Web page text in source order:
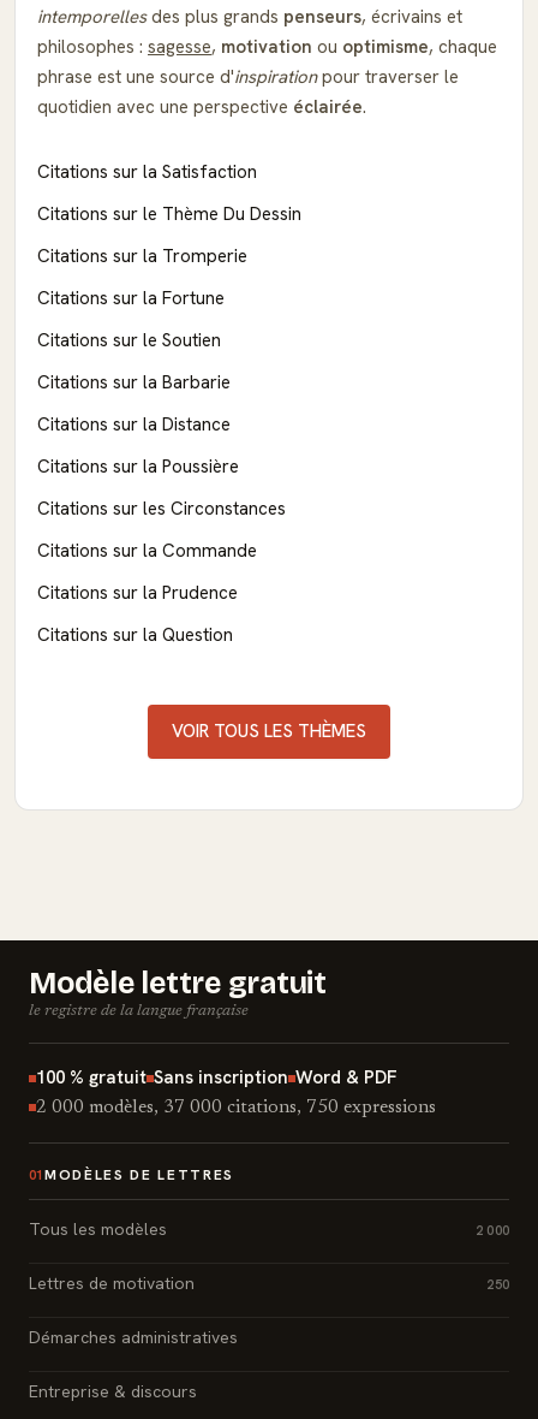
intemporellesdes plus grands penseurs, écrivains et
philosophes : sagesse, motivation ou optimisme, chaque
phrase est une source d'inspirationpour traverser le
quotidien avec une perspective éclairée.
Citations sur la Satisfaction
Citations sur le Thème Du Dessin
Citations sur la Tromperie
Citations sur la Fortune
Citations sur le Soutien
Citations sur la Barbarie
Citations sur la Distance
Citations sur la Poussière
Citations sur les Circonstances
Citations sur la Commande
Citations sur la Prudence
Citations sur la Question
VOIR TOUS LES THÈMES
Modèle lettre gratuit
le registre de la langue française
100 % gratuit Sans inscription Word & PDF
2 000 modèles, 37 000 citations, 750 expressions
01 MODÈLES DE LETTRES
Tous les modèles 2 000
Lettres de motivation 250
Démarches administratives
Entreprise & discours